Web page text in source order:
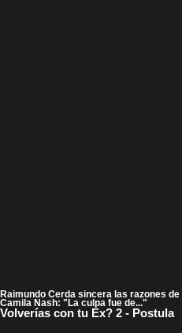
Raimundo Cerda sincera las razones
Camila Nash: "La culpa fue de..."
Volverías con tu Ex? 2 - Postula